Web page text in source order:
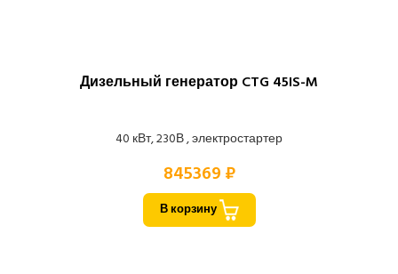
Дизельный генератор CTG 45IS-M
40 кВт, 230В , электростартер
845369 ₽
В корзину